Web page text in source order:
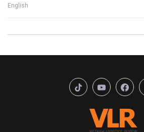
English